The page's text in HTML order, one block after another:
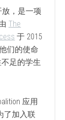
放，是一项
The
于 2015
们的使命
足的学生
应用
了加入联